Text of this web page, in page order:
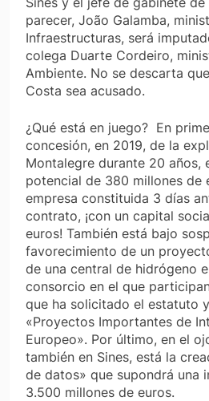
parecer, João Galamba,
Infraestructuras, será
colega Duarte Cordeiro,
Ambiente. No se descarta
Costa sea acusado.
¿Qué está en juego? En
concesión, en 2019, de la
Montalegre durante 20 años,
potencial de 380 millones de
empresa constituida 3 días
contrato, ¡con un capital
euros! También está bajo
favorecimiento de un
de una central de hidrógeno
consorcio en el que
que ha solicitado el estatuto
«Proyectos Importantes de
Europeo». Por último, en el
también en Sines, está la
de datos» que supondrá una
3.500 millones de euros.